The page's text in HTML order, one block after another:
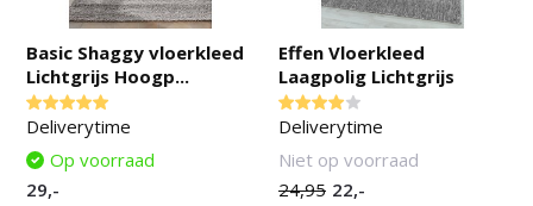
Basic Shaggy vloerkleed
Lichtgrijs Hoogp...
Deliverytime
Op voorraad
29,-
Effen Vloerkleed
Laagpolig Lichtgrijs
Deliverytime
Niet op voorraad
24,95 22,-